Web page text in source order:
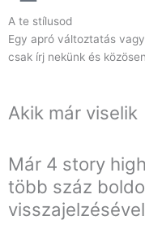
A te stílusod
Egy apró változtatás
csak írj nekünk és
Akik már viselik
Már 4 story
több száz